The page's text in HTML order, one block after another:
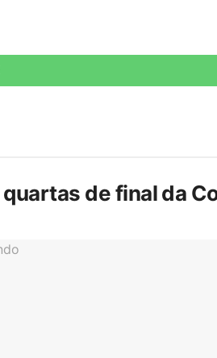
de final da